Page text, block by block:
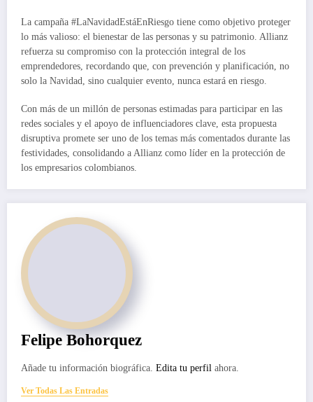
La campaña #LaNavidadEstáEnRiesgo tiene como objetivo proteger
lo más valioso: el bienestar de las personas y su patrimonio. Allianz
refuerza su compromiso con la protección integral de los
emprendedores, recordando que, con prevención y planificación, no
solo la Navidad, sino cualquier evento, nunca estará en riesgo.
Con más de un millón de personas estimadas para participar en las
redes sociales y el apoyo de influenciadores clave, esta propuesta
disruptiva promete ser uno de los temas más comentados durante las
festividades, consolidando a Allianz como líder en la protección de
los empresarios colombianos.
Felipe Bohorquez
Añade tu información biográfica. Edita tu perfil ahora.
Ver Todas Las Entradas